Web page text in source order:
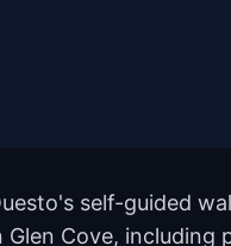
self-guided
Cove, including